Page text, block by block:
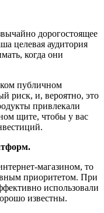
дорогостоящее
целевая аудитория
когда они
публичном
риск, и, вероятно, это
привлекали
щите, чтобы у вас
магазином, то
приоритетом. При
использовали
известны.